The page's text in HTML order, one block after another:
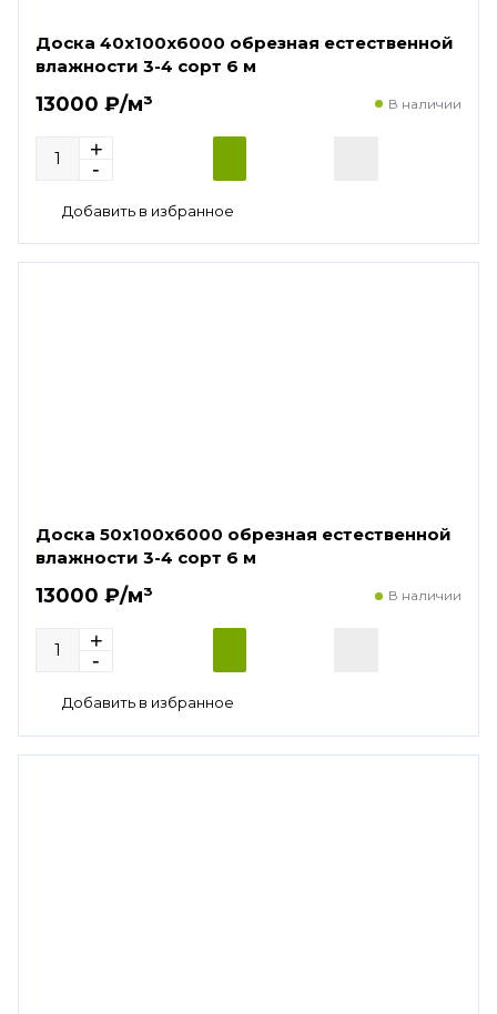
Доска 40х100х6000 обрезная естественной
влажности 3-4 сорт 6 м
13000 ₽/м³ В наличии
Доска 50х100х6000 обрезная естественной
влажности 3-4 сорт 6 м
13000 ₽/м³ В наличии